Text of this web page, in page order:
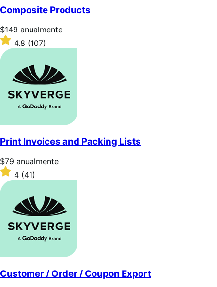
5
estrellas
Composite Products
Precio:
$149/anualmente
$149 anualmente
Valoración:
4.8
sobre
estrellas
4.8 (107)
Print Invoices and Packing Lists
Precio:
$79/anualmente
$79 anualmente
Valoración:
sobre
estrellas
4 (41)
Customer / Order / Coupon Export